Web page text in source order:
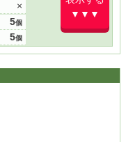
▼▼▼
×
5
5